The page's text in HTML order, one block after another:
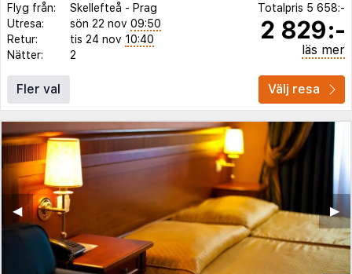
Flyg från: Skellefteå - Prag
Utresa:
sön 22 nov 09:50
Retur:
tis 24 nov 10:40
Nätter:
2
Totalpris 5 658:-
2 829:-
läs mer
Fler val Välj resa
▶︎
◀︎